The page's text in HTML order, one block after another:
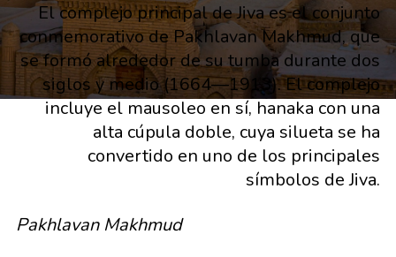
El complejo principal de Jiva es el conjunto
conmemorativo de Pakhlavan Makhmud, que
se formó alrededor de su tumba durante dos
siglos y medio (1664—1913). El complejo
incluye el mausoleo en sí, hanaka con una
alta cúpula doble, cuya silueta se ha
convertido en uno de los principales
símbolos de Jiva.
Pakhlavan Makhmud